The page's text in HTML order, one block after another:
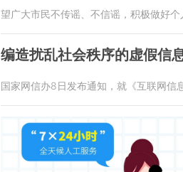
望广大市民不传谣、不信谣，积极做好个
编造扰乱社会秩序的虚假信
国家网信办8日发布通知，就《互联网信